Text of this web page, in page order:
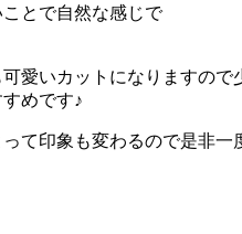
ことで自然な感じで
愛いカットになりますので
めです♪
て印象も変わるので是非一